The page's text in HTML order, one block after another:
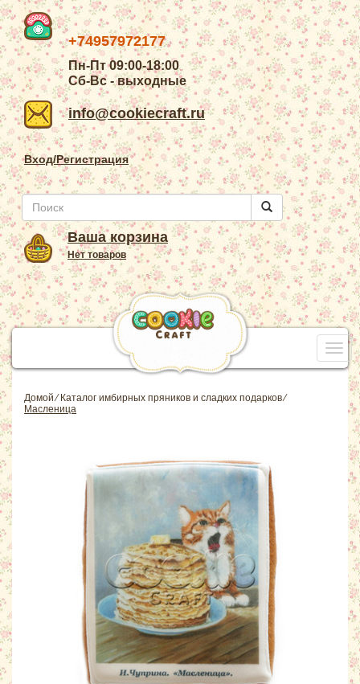
+74957972177
Пн-Пт 09:00-18:00
Сб-Вс - выходные
info@cookiecraft.ru
Вход/Регистрация
Ваша корзина
Нет товаров
Домой⁄Каталог имбирных пряников и сладких подарков⁄
Масленица